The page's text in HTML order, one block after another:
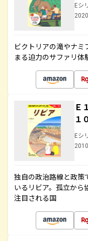
Eシ
ビクトリアの滝やナ
まる迫力のサファリ体
Ｅ
１
Eシ
独自の政治路線と政策
いるリビア。孤立から
注目される国